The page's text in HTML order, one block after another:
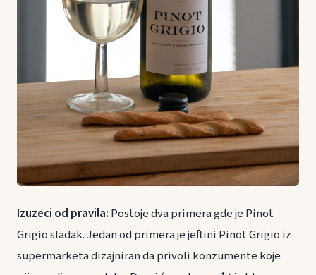
Izuzeci od pravila: Postoje dva primera gde je Pinot
Grigio sladak. Jedan od primera je jeftini Pinot Grigio iz
supermarketa dizajniran da privoli konzumente koje